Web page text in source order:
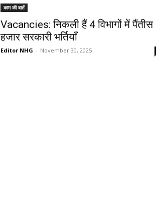
काम की बातें
Vacancies: निकली हैं 4 विभागों में पैंतीस
हजार सरकारी भर्तियाँ
Editor NHG - November 30, 2025